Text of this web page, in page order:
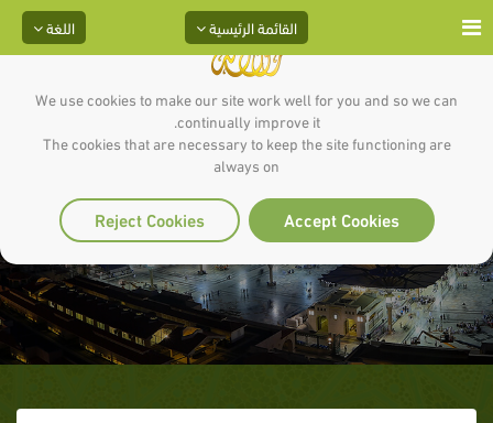
We use cookies to make our site work well for you and so we can
continually improve it.
The cookies that are necessary to keep the site functioning are
always on
Accept Cookies
Reject Cookies
اللغة القائمة الرئيسية
الإيمان بالغيب